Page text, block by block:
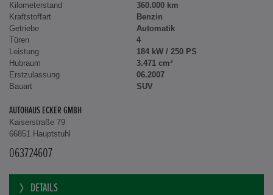
Kilometerstand
360.000 km
Kraftstoffart
Benzin
Getriebe
Automatik
Türen
4
Leistung
184 kW / 250 PS
Hubraum
3.471 cm³
Erstzulassung
06.2007
Bauart
SUV
AUTOHAUS ECKER GMBH
Kaiserstraße 79
66851 Hauptstuhl
063724607
DETAILS